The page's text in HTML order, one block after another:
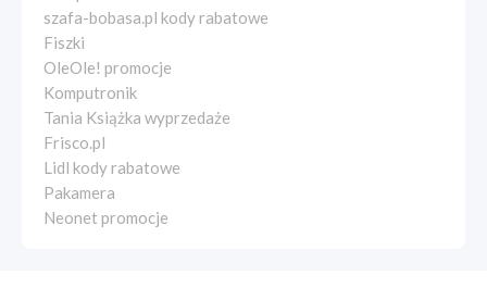
szafa-bobasa.pl kody rabatowe
Fiszki
OleOle! promocje
Komputronik
Tania Książka wyprzedaże
Frisco.pl
Lidl kody rabatowe
Pakamera
Neonet promocje